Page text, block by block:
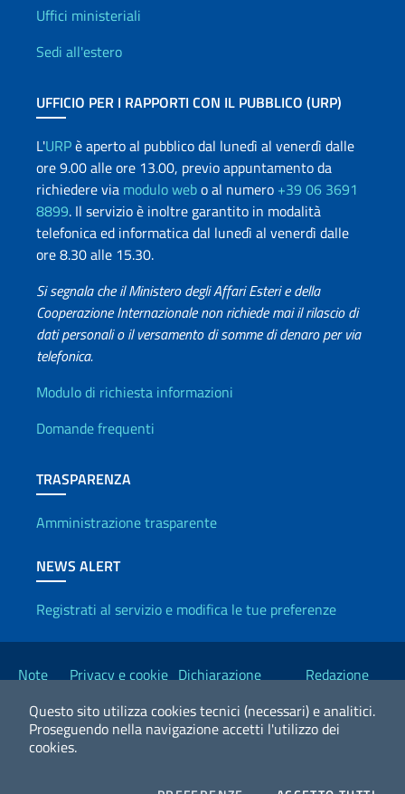
Questo sito utilizza cookies tecnici (necessari) e analitici.
Proseguendo nella navigazione accetti l'utilizzo dei
cookies.
Uffici e Rete diplomatica
Uffici ministeriali
Sedi all'estero
UFFICIO PER I RAPPORTI CON IL PUBBLICO (URP)
L'URPè aperto al pubblico dal lunedì al venerdì dalle
ore 9.00 alle ore 13.00, previo appuntamento da
richiedere via modulo webo al numero +39 06 3691
8899. Il servizio è inoltre garantito in modalità
telefonica ed informatica dal lunedì al venerdì dalle
ore 8.30 alle 15.30.
Si segnala che il Ministero degli Affari Esteri e della
Cooperazione Internazionale non richiede mai il rilascio di
dati personali o il versamento di somme di denaro per via
telefonica.
Info utili
Modulo di richiesta informazioni
Domande frequenti
TRASPARENZA
Amministrazione trasparente
NEWS ALERT
Registrati al servizio e modifica le tue preferenze
Link Utili
Note
Privacy e cookie Dichiarazione
Redazione